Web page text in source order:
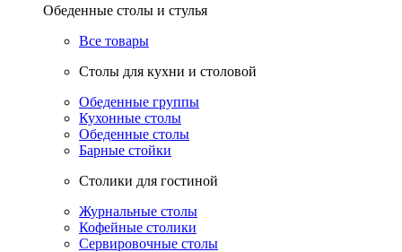
Обеденные столы и стулья
Все товары
Столы для кухни и столовой
Обеденные группы
Кухонные столы
Обеденные столы
Барные стойки
Столики для гостиной
Журнальные столы
Кофейные столики
Сервировочные столы